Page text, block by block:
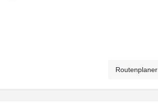
Routenplaner